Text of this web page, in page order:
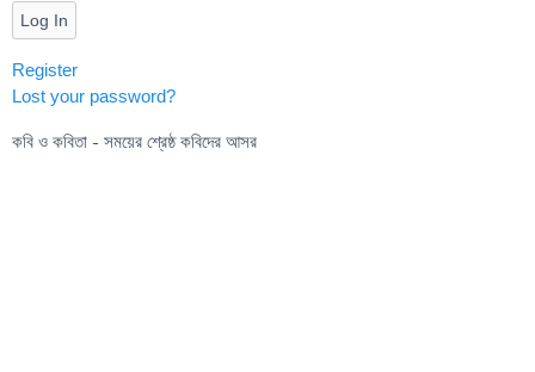
Log In
Register
Lost your password?
কবি ও কবিতা - সময়ের শ্রেষ্ঠ কবিদের আসর